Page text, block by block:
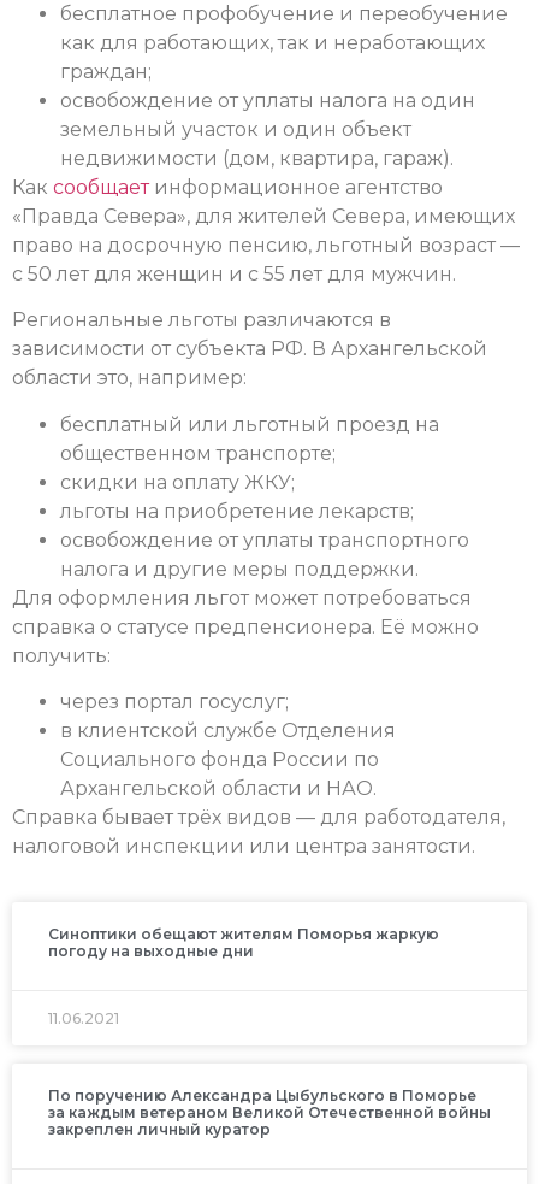
бесплатное профобучение и переобучение
как для работающих, так и неработающих
граждан;
освобождение от уплаты налога на один
земельный участок и один объект
недвижимости (дом, квартира, гараж).
Как сообщаетинформационное агентство
«Правда Севера», для жителей Севера, имеющих
право на досрочную пенсию, льготный возраст —
с 50 лет для женщин и с 55 лет для мужчин.
Региональные льготы различаются в
зависимости от субъекта РФ. В Архангельской
области это, например:
бесплатный или льготный проезд на
общественном транспорте;
скидки на оплату ЖКУ;
льготы на приобретение лекарств;
освобождение от уплаты транспортного
налога и другие меры поддержки.
Для оформления льгот может потребоваться
справка о статусе предпенсионера. Её можно
получить:
через портал госуслуг;
в клиентской службе Отделения
Социального фонда России по
Архангельской области и НАО.
Справка бывает трёх видов — для работодателя,
налоговой инспекции или центра занятости.
Синоптики обещают жителям Поморья жаркую
погоду на выходные дни
11.06.2021
По поручению Александра Цыбульского в Поморье
за каждым ветераном Великой Отечественной войны
закреплен личный куратор